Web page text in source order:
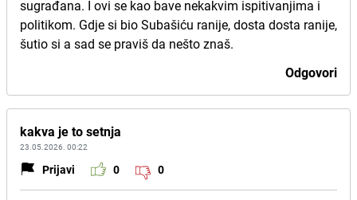
sugrađana. I ovi se kao bave nekakvim ispitivanjima i
politikom. Gdje si bio Subašiću ranije, dosta dosta ranije,
šutio si a sad se praviš da nešto znaš.
Odgovori
kakva je to setnja
23.05.2026. 00:22
Prijavi 0 0